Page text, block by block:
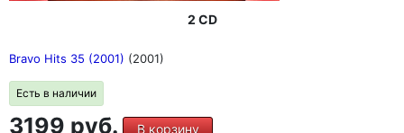
2 CD
Bravo Hits 35 (2001) (2001)
Есть в наличии
3199 руб. В корзину